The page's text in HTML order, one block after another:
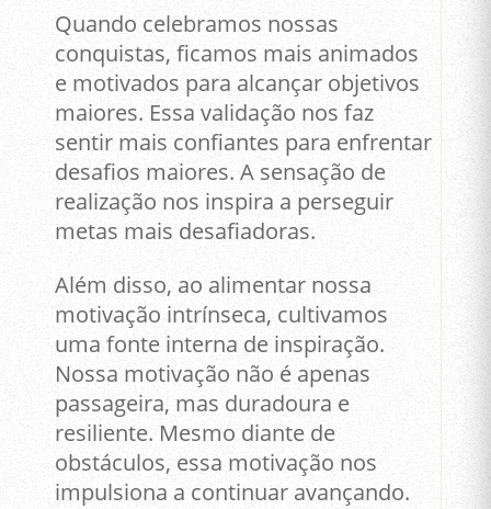
Quando celebramos nossas
conquistas, ficamos mais animados
e motivados para alcançar objetivos
maiores. Essa validação nos faz
sentir mais confiantes para enfrentar
desafios maiores. A sensação de
realização nos inspira a perseguir
metas mais desafiadoras.
Além disso, ao alimentar nossa
motivação intrínseca, cultivamos
uma fonte interna de inspiração.
Nossa motivação não é apenas
passageira, mas duradoura e
resiliente. Mesmo diante de
obstáculos, essa motivação nos
impulsiona a continuar avançando.